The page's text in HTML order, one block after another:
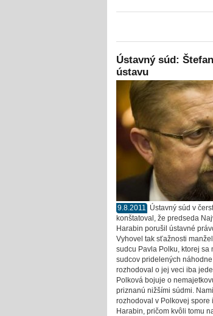
Ústavný súd:
ústavu
9.8.2011 Ústavný súd v
konštatoval, že predseda
Harabin porušil ústavné
Vyhovel tak sťažnosti
sudcu Pavla Polku, ktorej sa
sudcov pridelených
rozhodoval o jej veci iba
Polková bojuje o
priznanú nižšími súdmi.
rozhodoval v Polkovej spore
Harabin, pričom kvôli tomu